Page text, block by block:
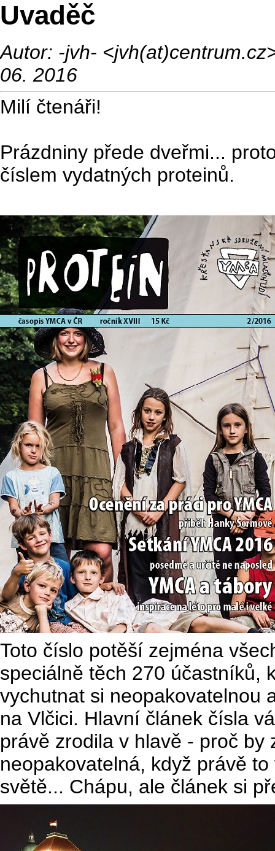
Uvaděč
Autor: -jvh-
06. 2016
Milí čtenáři!
Prázdniny přede dveřmi...
číslem vydatných proteinů.
Toto číslo potěší zejména
speciálně těch 270 účastníků,
vychutnat si neopakovatelnou
na Vlčici. Hlavní článek čísla
právě zrodila v hlavě - proč by
neopakovatelná, když právě
světě... Chápu, ale článek si